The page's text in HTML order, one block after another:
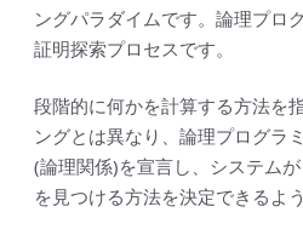
ングパラダイムです。論理プロ
証明探索プロセスです。
段階的に何かを計算する方法を
ングとは異なり、論理プログラ
(論理関係)を宣言し、システム
を見つける方法を決定できるよ